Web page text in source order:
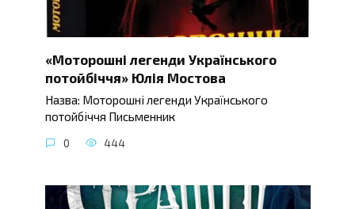
«Моторошні легенди Українського
потойбіччя» Юлія Мостова
Назва: Моторошні легенди Українського
потойбіччя Письменник
0 444